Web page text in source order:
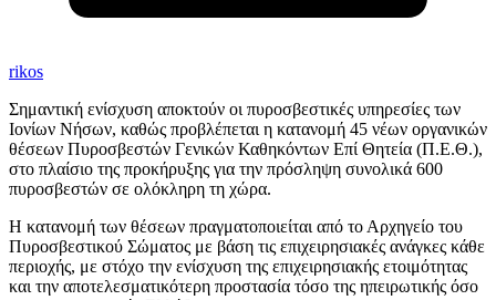
rikos
Σημαντική ενίσχυση αποκτούν οι πυροσβεστικές υπηρεσίες των
Ιονίων Νήσων, καθώς προβλέπεται η κατανομή 45 νέων οργανικών
θέσεων Πυροσβεστών Γενικών Καθηκόντων Επί Θητεία (Π.Ε.Θ.),
στο πλαίσιο της προκήρυξης για την πρόσληψη συνολικά 600
πυροσβεστών σε ολόκληρη τη χώρα.
Η κατανομή των θέσεων πραγματοποιείται από το Αρχηγείο του
Πυροσβεστικού Σώματος με βάση τις επιχειρησιακές ανάγκες κάθε
περιοχής, με στόχο την ενίσχυση της επιχειρησιακής ετοιμότητας
και την αποτελεσματικότερη προστασία τόσο της ηπειρωτικής όσο